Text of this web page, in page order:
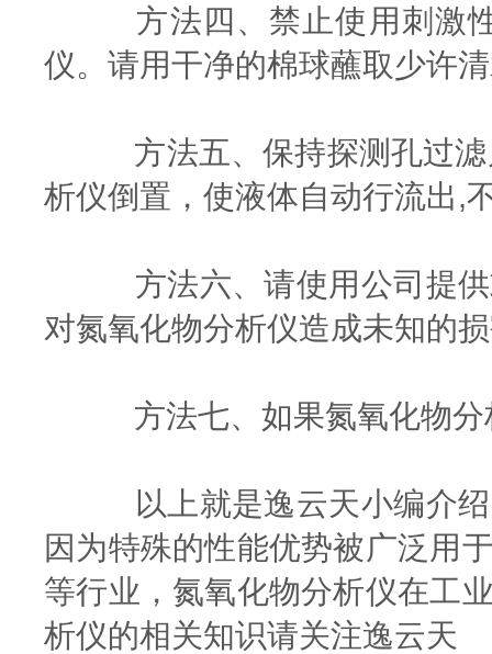
方法四、禁止使用刺激性
仪。请用干净的棉球蘸取少许
方法五、保持探测孔过滤
析仪倒置，使液体自动行流出,
方法六、请使用公司提供
对氮氧化物分析仪造成未知的
方法七、如果氮氧化物分
以上就是逸云天小编介绍
因为特殊的性能优势被广泛用
等行业，氮氧化物分析仪在工
析仪的相关知识请关注逸云天